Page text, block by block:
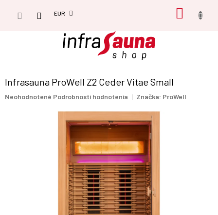
EUR
Infrasauna ProWell Z2 Ceder Vitae Small
Priemerné
Neohodnotené Podrobnosti hodnotenia Značka: ProWell